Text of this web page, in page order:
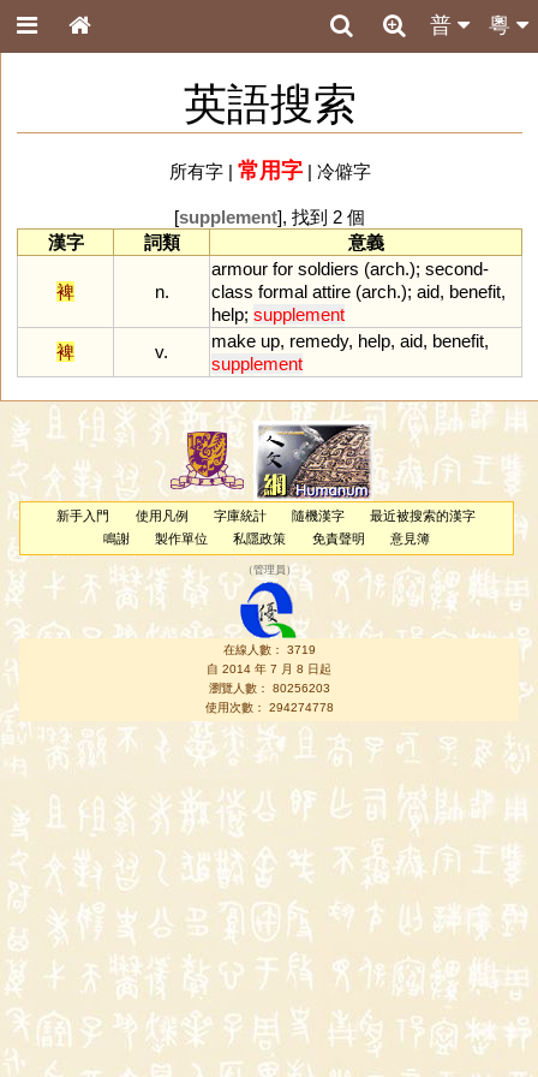
粵
普
英語搜索
所有字| 常用字| 冷僻字
[supplement], 找到 2 個
漢字
詞類 意義
裨 n.
armour for soldiers (arch.); second-
class formal attire (arch.); aid, benefit,
help; supplement
裨
v.
make up, remedy, help, aid, benefit,
supplement
新手入門 使用凡例 字庫統計 隨機漢字
最近被搜索的漢字
鳴謝
製作單位 私隱政策 免責聲明 意見簿
（管理員 ）
在線人數： 3719
自 2014 年 7 月 8 日起
瀏覽人數： 80256203
使用次數： 294274778